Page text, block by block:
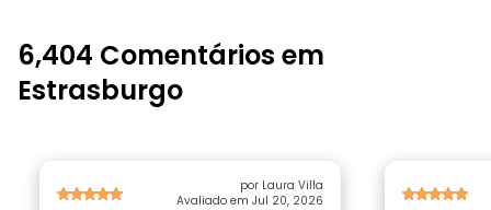
6,404 Comentários em
Estrasburgo
por Laura Villa
Avaliado em Jul 20, 2026